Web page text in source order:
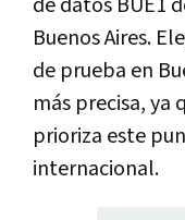
Buenos Aires.
de prueba en
más precisa, ya
prioriza este
internacional.